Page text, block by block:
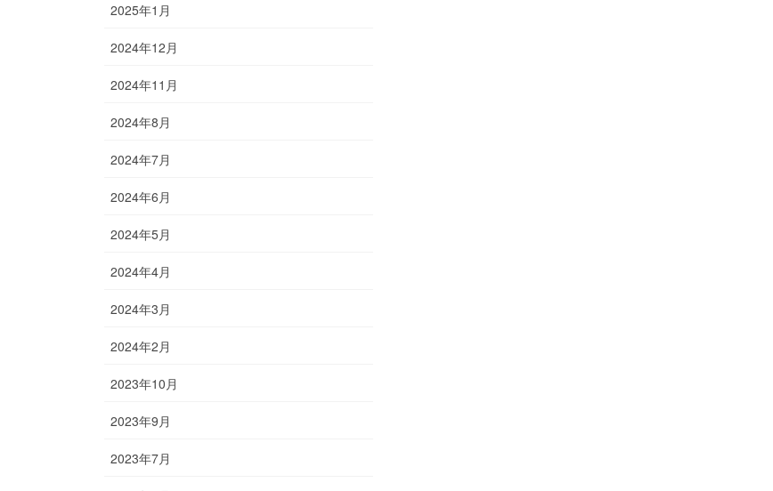
2025年1月
2024年12月
2024年11月
2024年8月
2024年7月
2024年6月
2024年5月
2024年4月
2024年3月
2024年2月
2023年10月
2023年9月
2023年7月